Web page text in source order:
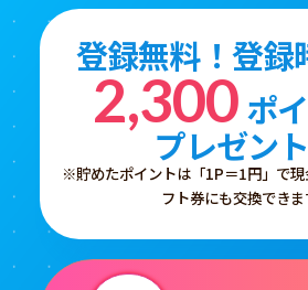
登録無料！登録
2,300ポ
プレゼン
※貯めたポイントは「1P＝1円」で
フト券にも交換できま